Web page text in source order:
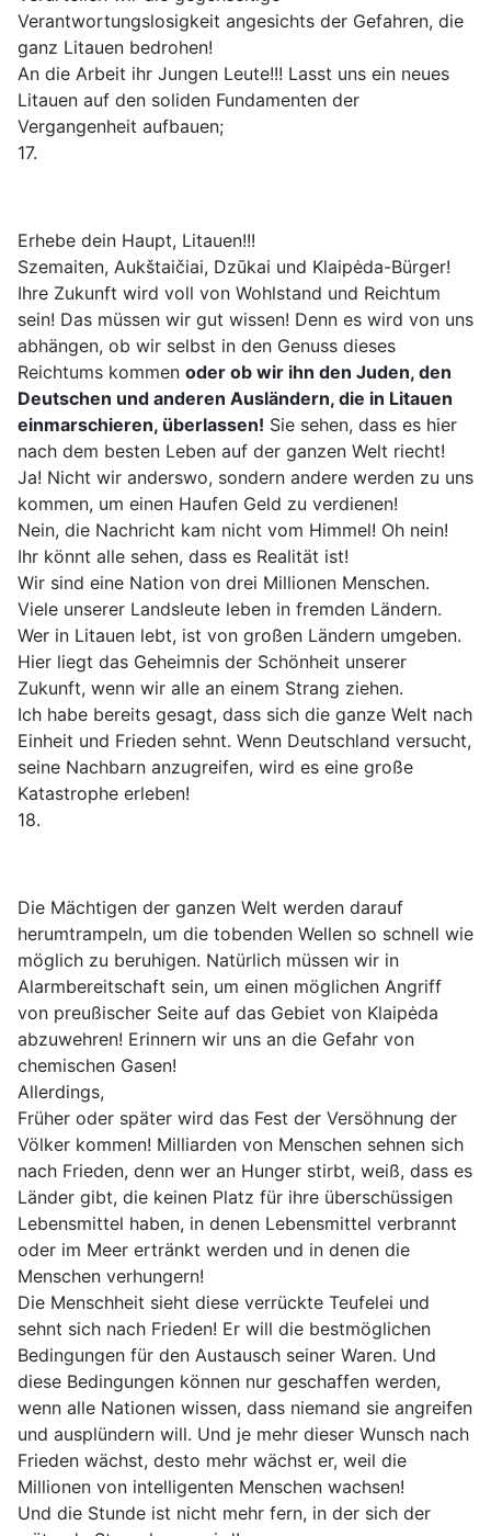
Verantwortungslosigkeit angesichts der Gefahren, die
ganz Litauen bedrohen!
An die Arbeit ihr Jungen Leute!!! Lasst uns ein neues
Litauen auf den soliden Fundamenten der
Vergangenheit aufbauen;
17.
Erhebe dein Haupt, Litauen!!!
Szemaiten, Aukštaičiai, Dzūkai und Klaipėda-Bürger!
Ihre Zukunft wird voll von Wohlstand und Reichtum
sein! Das müssen wir gut wissen! Denn es wird von uns
abhängen, ob wir selbst in den Genuss dieses
Reichtums kommen oder ob wir ihn den Juden, den
Deutschen und anderen Ausländern, die in Litauen
einmarschieren, überlassen! Sie sehen, dass es hier
nach dem besten Leben auf der ganzen Welt riecht!
Ja! Nicht wir anderswo, sondern andere werden zu uns
kommen, um einen Haufen Geld zu verdienen!
Nein, die Nachricht kam nicht vom Himmel! Oh nein!
Ihr könnt alle sehen, dass es Realität ist!
Wir sind eine Nation von drei Millionen Menschen.
Viele unserer Landsleute leben in fremden Ländern.
Wer in Litauen lebt, ist von großen Ländern umgeben.
Hier liegt das Geheimnis der Schönheit unserer
Zukunft, wenn wir alle an einem Strang ziehen.
Ich habe bereits gesagt, dass sich die ganze Welt nach
Einheit und Frieden sehnt. Wenn Deutschland versucht,
seine Nachbarn anzugreifen, wird es eine große
Katastrophe erleben!
18.
Die Mächtigen der ganzen Welt werden darauf
herumtrampeln, um die tobenden Wellen so schnell wie
möglich zu beruhigen. Natürlich müssen wir in
Alarmbereitschaft sein, um einen möglichen Angriff
von preußischer Seite auf das Gebiet von Klaipėda
abzuwehren! Erinnern wir uns an die Gefahr von
chemischen Gasen!
Allerdings,
Früher oder später wird das Fest der Versöhnung der
Völker kommen! Milliarden von Menschen sehnen sich
nach Frieden, denn wer an Hunger stirbt, weiß, dass es
Länder gibt, die keinen Platz für ihre überschüssigen
Lebensmittel haben, in denen Lebensmittel verbrannt
oder im Meer ertränkt werden und in denen die
Menschen verhungern!
Die Menschheit sieht diese verrückte Teufelei und
sehnt sich nach Frieden! Er will die bestmöglichen
Bedingungen für den Austausch seiner Waren. Und
diese Bedingungen können nur geschaffen werden,
wenn alle Nationen wissen, dass niemand sie angreifen
und ausplündern will. Und je mehr dieser Wunsch nach
Frieden wächst, desto mehr wächst er, weil die
Millionen von intelligenten Menschen wachsen!
Und die Stunde ist nicht mehr fern, in der sich der